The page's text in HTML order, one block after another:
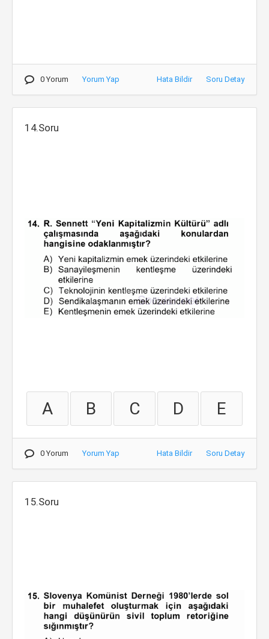
0 Yorum Yorum Yap Hata Bildir Soru Detay
14.Soru
A B C D E
0 Yorum Yorum Yap Hata Bildir Soru Detay
15.Soru